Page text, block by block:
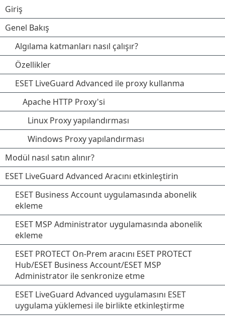
Giriş
Genel Bakış
Algılama katmanları nasıl çalışır?
Özellikler
ESET LiveGuard Advanced ile proxy kullanma
Apache HTTP Proxy'si
Linux Proxy yapılandırması
Windows Proxy yapılandırması
Modül nasıl satın alınır?
ESET LiveGuard Advanced Aracını etkinleştirin
ESET Business Account uygulamasında abonelik
ekleme
ESET MSP Administrator uygulamasında abonelik
ekleme
ESET PROTECT On-Prem aracını ESET PROTECT
Hub/ESET Business Account/ESET MSP
Administrator ile senkronize etme
ESET LiveGuard Advanced uygulamasını ESET
uygulama yüklemesi ile birlikte etkinleştirme